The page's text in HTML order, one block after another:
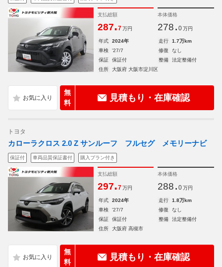
支払総額
287.7 万円
本体価格
278. 0 万円
年式 2024年 走行
1.7万km
車検
'27/7 修復
なし
保証
保証付 整備
法定整備付
住所
大阪府 大阪市淀川区
無
料
見積もり・在庫確認
トヨタ
カローラクロス 2.0 Z サンルーフ フルセグ メモリーナビ
保証付 車両品質保証書付 購入プラン付き
支払総額
297.7 万円
本体価格
288. 0 万円
年式 2024年 走行
1.8万km
車検
'27/7 修復
なし
保証
保証付 整備
法定整備付
住所
大阪府 高槻市
無
料
見積もり・在庫確認